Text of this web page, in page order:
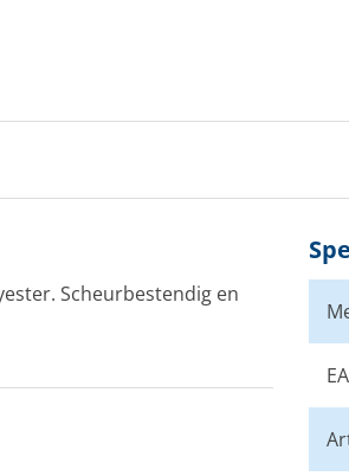
Scheurbestendig en